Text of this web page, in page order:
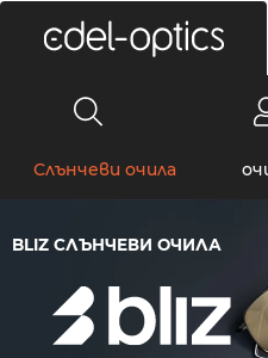
Слънчеви очила
BLIZ СЛЪНЧЕВИ ОЧИЛА